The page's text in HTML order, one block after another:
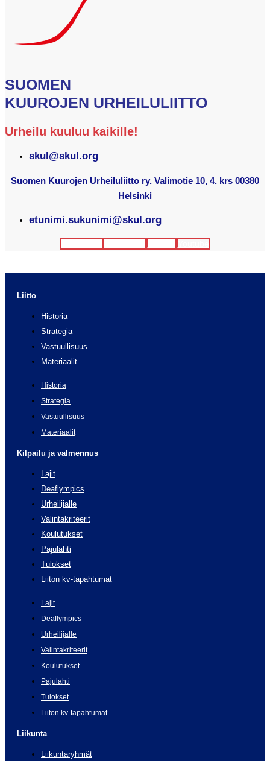
SUOMEN
KUUROJEN URHEILULIITTO
Urheilu kuuluu kaikille!
skul@skul.org
Suomen Kuurojen Urheiluliitto ry. Valimotie 10, 4. krs 00380
Helsinki
etunimi.sukunimi@skul.org
Liitto
Historia
Strategia
Vastuullisuus
Materiaalit
Historia
Strategia
Vastuullisuus
Materiaalit
Kilpailu ja valmennus
Lajit
Deaflympics
Urheilijalle
Valintakriteerit
Koulutukset
Pajulahti
Tulokset
Liiton kv-tapahtumat
Lajit
Deaflympics
Urheilijalle
Valintakriteerit
Koulutukset
Pajulahti
Tulokset
Liiton kv-tapahtumat
Liikunta
Liikuntaryhmät